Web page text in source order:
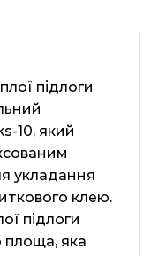
підлоги
10, який
укладання
клею.
підлоги
площа, яка